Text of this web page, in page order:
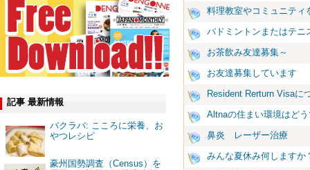
記事 最新情報
バクラバ: こころに栄養、お
やつレシピ
豪州国勢調査（Census）を
料理教室やコミュニティ
バドミントンまたはテニ
お茶飲み友達募集～
お友達募集しています
Resident Rerturn Visaに
Altnaの住まい環境はど
鼻炎 レーザー治療
みんな夏休み何しますか